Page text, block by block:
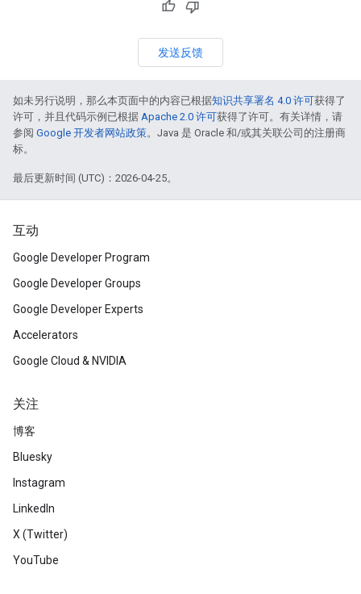
发送反馈
如未另行说明，那么本页面中的内容已根据知识共享署名 4.0 许可获得了
许可，并且代码示例已根据 Apache 2.0 许可获得了许可。有关详情，请
参阅 Google 开发者网站政策。Java 是 Oracle 和/或其关联公司的注册商
标。
最后更新时间 (UTC)：2026-04-25。
互动
Google Developer Program
Google Developer Groups
Google Developer Experts
Accelerators
Google Cloud & NVIDIA
关注
博客
Bluesky
Instagram
LinkedIn
X (Twitter)
YouTube